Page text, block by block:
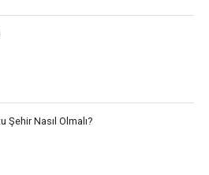
Şehir Nasıl Olmalı?